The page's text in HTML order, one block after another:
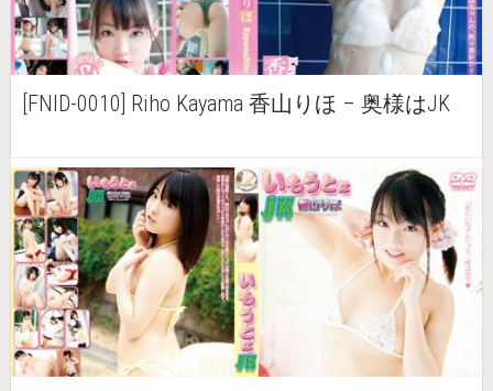
[FNID-0010] Riho Kayama 香山りほ – 奥様はJK